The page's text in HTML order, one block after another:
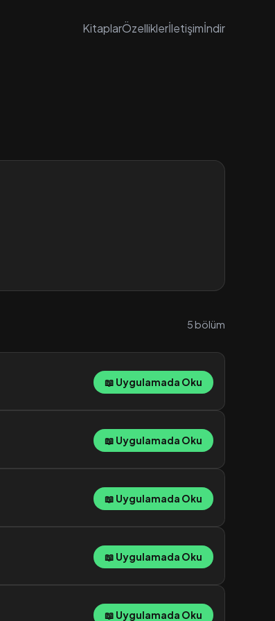
KitaplarÖzelliklerİletişimİndir
5 bölüm
📖 Uygulamada Oku
📖 Uygulamada Oku
📖 Uygulamada Oku
📖 Uygulamada Oku
📖 Uygulamada Oku